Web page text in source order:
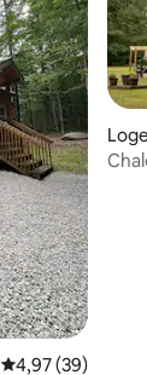
Note moyenne
4,97 (39)